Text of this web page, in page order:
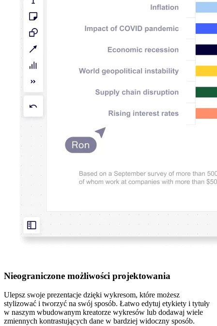
Nieograniczone możliwości projektowania
Ulepsz swoje prezentacje dzięki wykresom, które możesz
stylizować i tworzyć na swój sposób. Łatwo edytuj etykiety i tytuły
w naszym wbudowanym kreatorze wykresów lub dodawaj wiele
zmiennych kontrastujących dane w bardziej widoczny sposób.